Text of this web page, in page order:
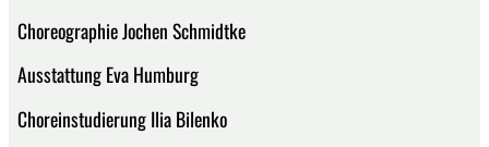
Choreographie Jochen Schmidtke
Ausstattung Eva Humburg
Choreinstudierung Ilia Bilenko